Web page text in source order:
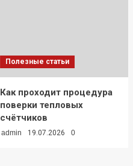
Полезные статьи
Как проходит процедура
поверки тепловых
счётчиков
admin 19.07.2026 0